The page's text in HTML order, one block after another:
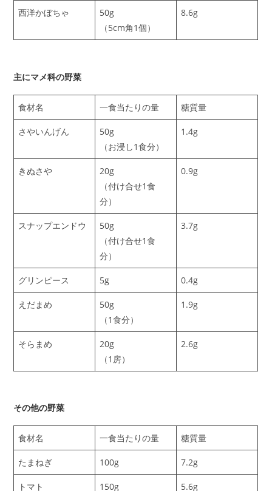
西洋かぼちゃ
50g
（5cm角1個）
8.6g
主にマメ科の野菜
食材名 一食当たりの量 糖質量
さやいんげん
50g
（お浸し1食分）
1.4g
きぬさや
20g
（付け合せ1食
分）
0.9g
スナップエンドウ
50g
（付け合せ1食
分）
3.7g
グリンピース 5g 0.4g
えだまめ
50g
（1食分）
1.9g
そらまめ
20g
（1房）
2.6g
その他の野菜
食材名 一食当たりの量 糖質量
たまねぎ 100g 7.2g
トマト 150g 5.6g